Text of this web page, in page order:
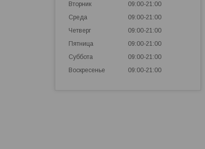
Вторник
09:00-21:00
Среда
09:00-21:00
Четверг
09:00-21:00
Пятница
09:00-21:00
Суббота
09:00-21:00
Воскресенье
09:00-21:00